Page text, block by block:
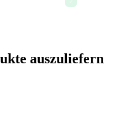
auszuliefern